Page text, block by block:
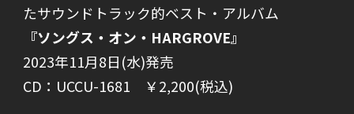
たサウンドトラック的ベスト・アルバム
『ソングス・オン・HARGROVE』
2023年11月8日(水)発売
CD：UCCU-1681 ￥2,200(税込)